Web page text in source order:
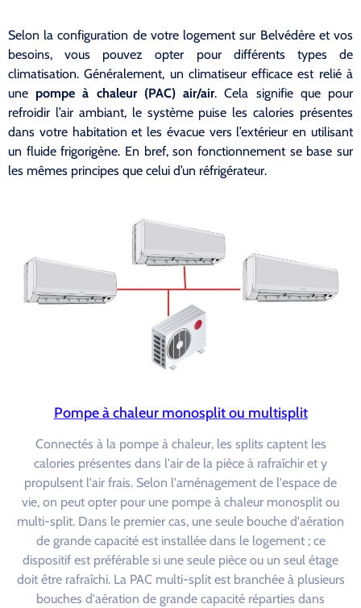
Selon la configuration de votre logement sur Belvédère et vos
besoins, vous pouvez opter pour différents types de
climatisation. Généralement, un climatiseur efficace est relié à
une pompe à chaleur (PAC) air/air. Cela signifie que pour
refroidir l’air ambiant, le système puise les calories présentes
dans votre habitation et les évacue vers l’extérieur en utilisant
un fluide frigorigène. En bref, son fonctionnement se base sur
les mêmes principes que celui d’un réfrigérateur.
Pompe à chaleur monosplit ou multisplit
Connectés à la pompe à chaleur, les splits captent les
calories présentes dans l'air de la pièce à rafraîchir et y
propulsent l'air frais. Selon l'aménagement de l'espace de
vie, on peut opter pour une pompe à chaleur monosplit ou
multi-split. Dans le premier cas, une seule bouche d'aération
de grande capacité est installée dans le logement ; ce
dispositif est préférable si une seule pièce ou un seul étage
doit être rafraîchi. La PAC multi-split est branchée à plusieurs
bouches d'aération de grande capacité réparties dans